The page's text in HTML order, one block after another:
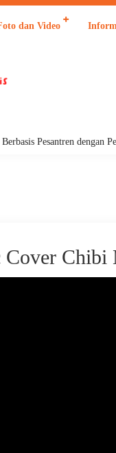
dan Video
Pesantren dengan
Chibi